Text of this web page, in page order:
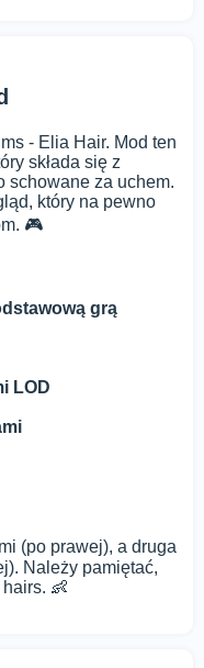
- Elia Hair. Mod ten
składa się z
schowane za uchem.
który na pewno
🎮
grą
LOD
(po prawej), a druga
Należy pamiętać,
👶